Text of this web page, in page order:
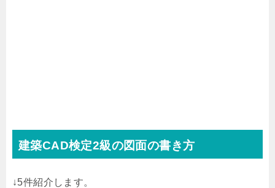
建築CAD検定2級の図面の書き方
↓5件紹介します。